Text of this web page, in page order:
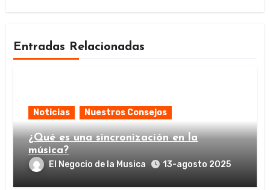
Entradas Relacionadas
Noticias Nuestros Consejos
¿Qué es una sincronización en la
música?
El Negocio de la Musica 13-agosto 2025